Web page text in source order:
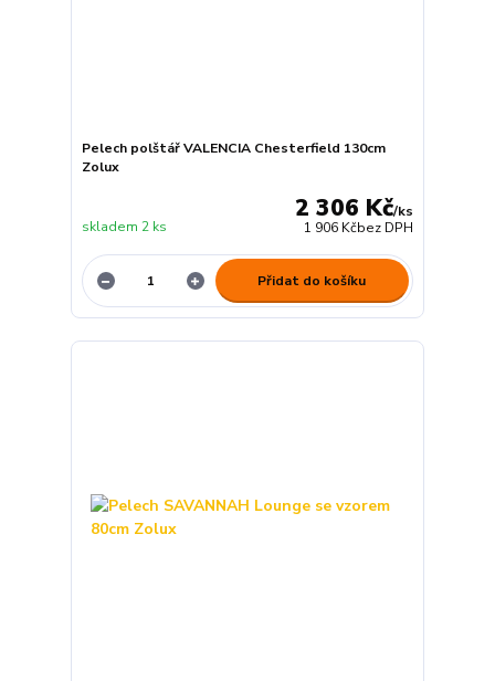
Pelech polštář VALENCIA Chesterfield 130cm
Zolux
2 306 Kč/ks
1 906 Kčbez DPH
skladem 2 ks
Přidat do košíku